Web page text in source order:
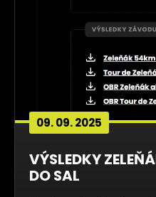
09. 09. 2025
VÝSLEDKY
DO SAL